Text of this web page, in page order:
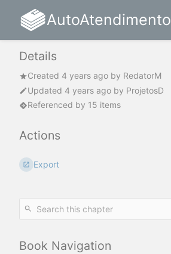
AutoAtendimento
Details
Created 4 years ago by RedatorM
Updated 4 years ago by ProjetosD
Referenced by 15 items
Actions
Export
Book Navigation